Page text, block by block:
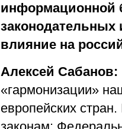
информационной
законодательных
влияние на
Алексей Сабанов:
«гармонизации»
европейских